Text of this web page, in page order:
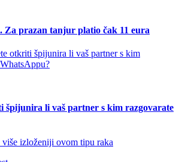
Za prazan tanjur platio čak 11 eura
špijunira li vaš partner s kim razgovarate